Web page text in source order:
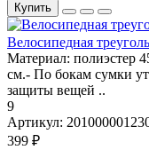
Купить
Велосипедная
Материал: полиэстер
см.- По бокам сумки
защиты вещей ..
9
Артикул:
399 ₽